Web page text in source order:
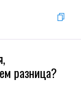
разница?